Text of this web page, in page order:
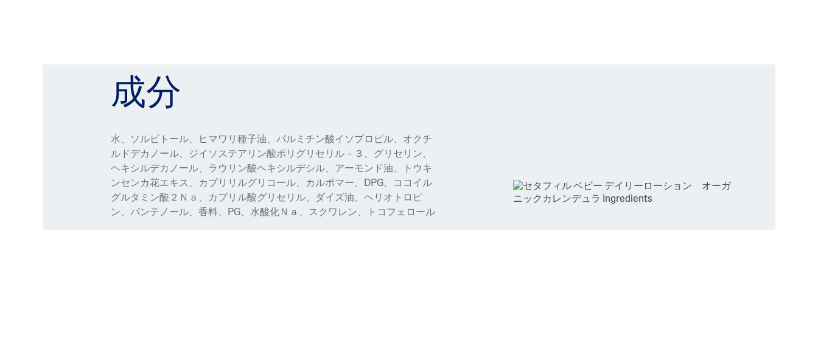
成分
水、ソルビトール、ヒマワリ種子油、パルミチン酸イソプロピル、オクチ
ルドデカノール、ジイソステアリン酸ポリグリセリル－３、グリセリン、
ヘキシルデカノール、ラウリン酸ヘキシルデシル、アーモンド油、トウキ
ンセンカ花エキス、カプリリルグリコール、カルボマー、DPG、ココイル
グルタミン酸２Ｎａ、カプリル酸グリセリル、ダイズ油、ヘリオトロピ
ン、パンテノール、香料、PG、水酸化Ｎａ、スクワレン、トコフェロール